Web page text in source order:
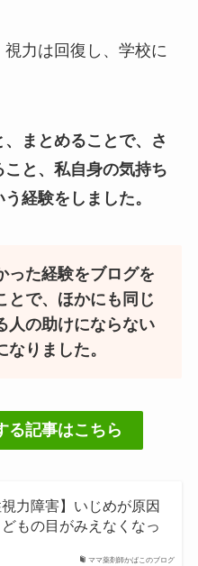
力は回復し、学校に
、まとめることで、さ
と、私自身の気持ち
経験をしました。
った経験をブログを
とで、ほかにも同じ
人の助けにならない
りました。
る記事はこちら
ママ薬剤師かばこのブログ
視力障害】いじめが原因
もの目がみえなくなっ